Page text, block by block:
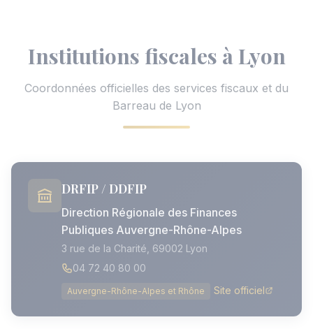
Institutions fiscales à Lyon
Coordonnées officielles des services fiscaux et du
Barreau de Lyon
DRFIP / DDFIP
Direction Régionale des Finances
Publiques Auvergne-Rhône-Alpes
3 rue de la Charité, 69002 Lyon
04 72 40 80 00
Auvergne-Rhône-Alpes et Rhône Site officiel